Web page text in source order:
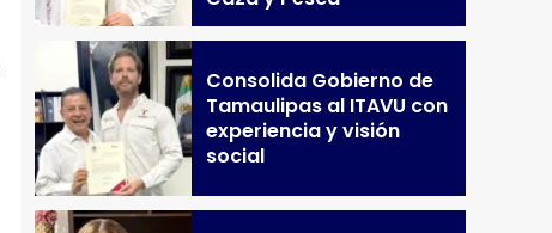
Consolida Gobierno de
Tamaulipas al ITAVU con
experiencia y visión
social